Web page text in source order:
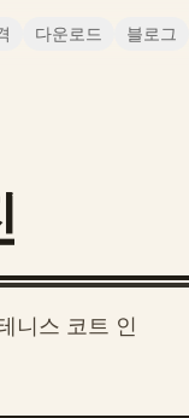
다운로드 블로그
니스 코트 인